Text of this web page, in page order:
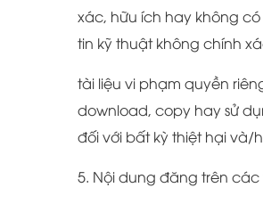
xác, hữu ích hay không
tin kỹ thuật không chính
tài liệu vi phạm quyền
download, copy hay sử
đối với bất kỳ thiệt hại
5. Nội dung đăng trên